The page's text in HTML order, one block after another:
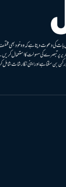
بات کی دعوت دیتا ہے کہ وہ خود بھی
پر تبصرے کی سہولت کا استعمال
رکن بن سکتا ہے اور اپنی نگارشات